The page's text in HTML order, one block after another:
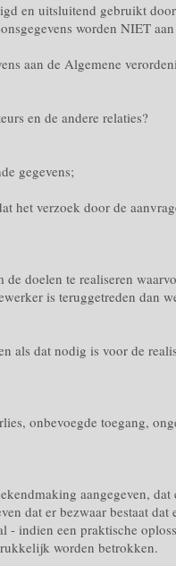
en uitsluitend gebruikt
worden NIET
aan de Algemene
en de andere relaties?
gegevens;
het verzoek door de
doelen te realiseren
is teruggetreden dan
als dat nodig is voor de
onbevoegde toegang,
aangegeven,
dat er bezwaar bestaat
- indien een praktische
worden betrokken.